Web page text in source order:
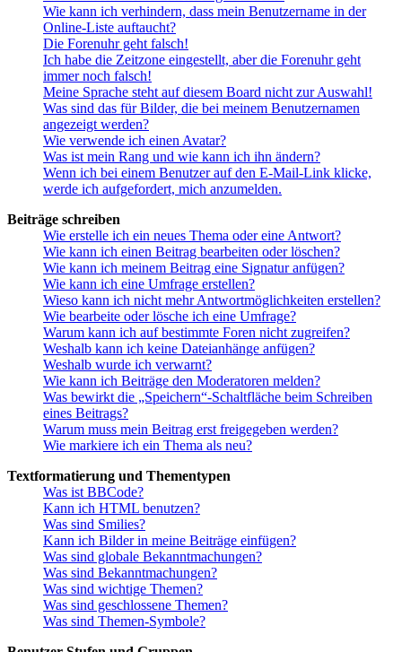
Wie kann ich verhindern, dass mein Benutzername in der
Online-Liste auftaucht?
Die Forenuhr geht falsch!
Ich habe die Zeitzone eingestellt, aber die Forenuhr geht
immer noch falsch!
Meine Sprache steht auf diesem Board nicht zur Auswahl!
Was sind das für Bilder, die bei meinem Benutzernamen
angezeigt werden?
Wie verwende ich einen Avatar?
Was ist mein Rang und wie kann ich ihn ändern?
Wenn ich bei einem Benutzer auf den E-Mail-Link klicke,
werde ich aufgefordert, mich anzumelden.
Beiträge schreiben
Wie erstelle ich ein neues Thema oder eine Antwort?
Wie kann ich einen Beitrag bearbeiten oder löschen?
Wie kann ich meinem Beitrag eine Signatur anfügen?
Wie kann ich eine Umfrage erstellen?
Wieso kann ich nicht mehr Antwortmöglichkeiten erstellen?
Wie bearbeite oder lösche ich eine Umfrage?
Warum kann ich auf bestimmte Foren nicht zugreifen?
Weshalb kann ich keine Dateianhänge anfügen?
Weshalb wurde ich verwarnt?
Wie kann ich Beiträge den Moderatoren melden?
Was bewirkt die „Speichern“-Schaltfläche beim Schreiben
eines Beitrags?
Warum muss mein Beitrag erst freigegeben werden?
Wie markiere ich ein Thema als neu?
Textformatierung und Thementypen
Was ist BBCode?
Kann ich HTML benutzen?
Was sind Smilies?
Kann ich Bilder in meine Beiträge einfügen?
Was sind globale Bekanntmachungen?
Was sind Bekanntmachungen?
Was sind wichtige Themen?
Was sind geschlossene Themen?
Was sind Themen-Symbole?